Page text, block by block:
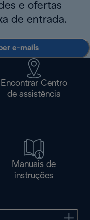
e ofertas
de entrada.
e-mails
Encontrar Centro
de assistência
Manuais de
instruções